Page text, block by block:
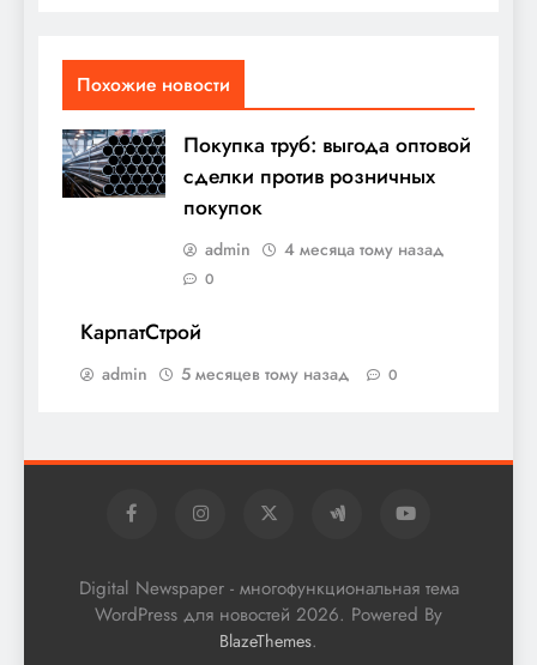
Похожие новости
Покупка труб: выгода оптовой
сделки против розничных
покупок
admin 4 месяца тому назад
0
КарпатСтрой
admin 5 месяцев тому назад 0
Digital Newspaper - многофункциональная тема
WordPress для новостей 2026. Powered By
BlazeThemes.